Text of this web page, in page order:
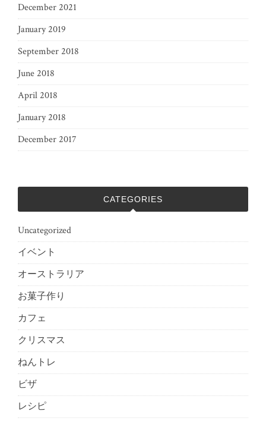
December 2021
January 2019
September 2018
June 2018
April 2018
January 2018
December 2017
CATEGORIES
Uncategorized
イベント
オーストラリア
お菓子作り
カフェ
クリスマス
ねんトレ
ビザ
レシピ